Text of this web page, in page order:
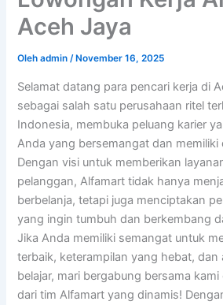
Aceh Jaya
Olehadmin/ November 16, 2025
Selamat datang para pencari kerja di
sebagai salah satu perusahaan ritel
Indonesia, membuka peluang karier
Anda yang bersemangat dan memiliki
Dengan visi untuk memberikan
pelanggan, Alfamart tidak hanya
berbelanja, tetapi juga menciptakan
yang ingin tumbuh dan berkembang
Jika Anda memiliki semangat untuk
terbaik, keterampilan yang hebat, dan
belajar, mari bergabung bersama
dari tim Alfamart yang dinamis!